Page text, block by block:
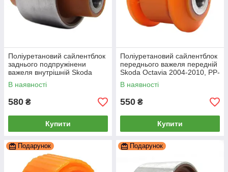
Поліуретановий сайлентблок
заднього подпружінени
важеля внутрішній Skoda
Octavia 2004-2010, PP-0164
В наявності
580 ₴
Купити
Поліуретановий сайлентблок
переднього важеля передній
Skoda Octavia 2004-2010, PP-
0163
В наявності
550 ₴
Купити
Подарунок Подарунок